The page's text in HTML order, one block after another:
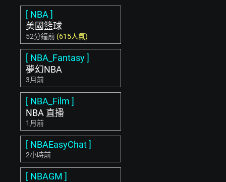
[ NBA ]
美國籃球
52分鐘前 (615人氣)
[ NBA_Fantasy ]
夢幻NBA
3月前
[ NBA_Film ]
NBA 直播
1月前
[ NBAEasyChat ]
2小時前
[ NBAGM ]